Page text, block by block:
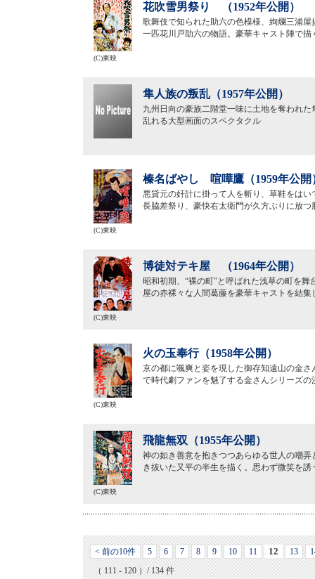
花吹雪男祭り （1952年公開）
歌舞伎で知られた助六の色模様、絢爛三浦
一匹花川戸助六の物語。豪華キャスト陣で描
(C)東映
隼人族の叛乱（1957年公開）
九州日向の豪族二階堂一味に土地を奪われ
乱れる大型画面のスペクタクル
榛名ばやし 喧嘩鷹（1959年公開
悪貸元の奸計に掛って人を斬り、草鞋をは
長脇差祭り、豪快右太衛門が久方ぶりに放つ
(C)東映
博徒対テキ屋 （1964年公開）
昭和初期、“裸の町”と呼ばれた浅草の町を
屋の赤裸々な人間葛藤を豪華キャストを結
(C)東映
火の玉奉行（1958年公開）
京の都に颯爽と姿を現した御存知遠山の金
で時代劇ファンを魅了する金さんシリーズの
(C)東映
飛龍無双（1955年公開）
神の如き善意を抱きつつあらゆる世人の嘲
き抜いた又平の半生を描く。思わず微笑を
(C)東映
< 前の10件 5 6 7 8 9 10 11 12 13
（ 111 - 120 ）/ 134 件